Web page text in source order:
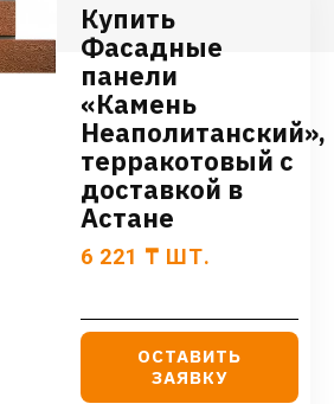
Купить
Фасадные
панели
«Камень
Неаполитанский»,
терракотовый с
доставкой в
Астане
6 221 ₸ ШТ.
ОСТАВИТЬ
ЗАЯВКУ